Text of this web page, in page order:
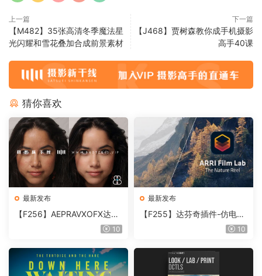
上一篇
【M482】35张高清冬季魔法星
光闪耀和雪花叠加合成前景素材
下一篇
【J468】贾树森教你成手机摄影
高手40课
猜你喜欢
最新发布
【F256】AEPRAVXOFX达芬
奇视频人像磨皮润肤美颜插件
10
最新发布
【F255】达芬奇插件-仿电影
胶片视频调色插件 ARRI Film
10